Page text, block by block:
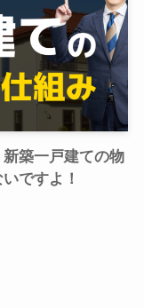
築一戸建ての物
ですよ！